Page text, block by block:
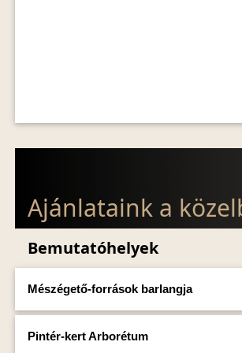
Ajánlataink a
Bemutatóhelyek
Mészégető-források barlangja
Pintér-kert Arborétum